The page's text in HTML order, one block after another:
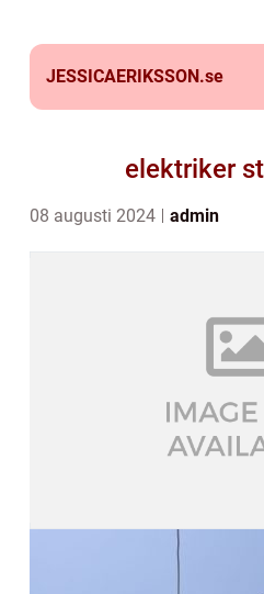
JESSICAERIKSSON.se
elektriker
08 augusti 2024 admin